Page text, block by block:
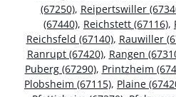
(67250), Reipertswiller
(67440), Reichstett (67116),
Reichsfeld (67140), Rauwiller
Ranrupt (67420), Rangen
Puberg (67290), Printzheim
Plobsheim (67115), Plaine